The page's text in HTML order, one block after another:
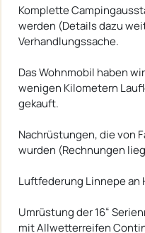
Komplette
werden (Details dazu
Verhandlungssache.
Das Wohnmobil haben
wenigen Kilometern
gekauft.
Nachrüstungen, die von
wurden (Rechnungen
Luftfederung Linnepe an
Umrüstung der 16“
mit Allwetterreifen